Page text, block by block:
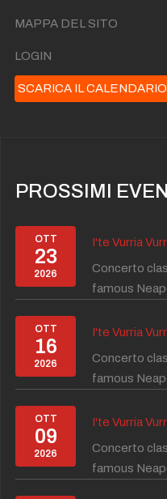
MAPPA DEL SITO
LOGIN
SCARICA IL CALENDARIO
PROSSIMI
OTT
23
2026
I'te Vurria
Concerto
famous
OTT
16
2026
I'te Vurria
Concerto
famous
OTT
09
2026
I'te Vurria
Concerto
famous